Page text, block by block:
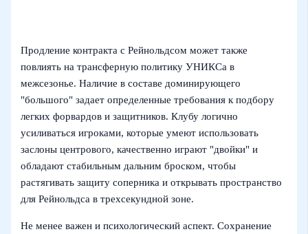
Продление контракта с Рейнольдсом может также
повлиять на трансферную политику УНИКСа в
межсезонье. Наличие в составе доминирующего
"большого" задает определенные требования к подбору
легких форвардов и защитников. Клубу логично
усиливаться игроками, которые умеют использовать
заслоны центрового, качественно играют "двойки" и
обладают стабильным дальним броском, чтобы
растягивать защиту соперника и открывать пространство
для Рейнольдса в трехсекундной зоне.
Не менее важен и психологический аспект. Сохранение